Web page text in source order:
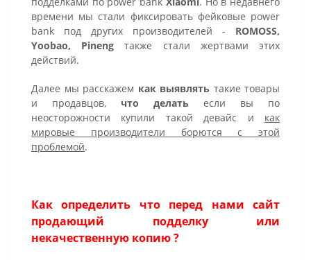
времени мы стали фиксировать фейковые power
bank под других производителей - ROMOSS,
Yoobao, Pineng также стали жертвами этих
действий.
Далее мы расскажем как выявлять такие товары
и продавцов, что делать если вы по
неосторожности купили такой девайс и как
мировые производители борются с этой
проблемой.
Как определить что перед нами сайт
продающий подделку или
некачественную копию ?